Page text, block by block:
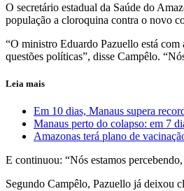
O secretário estadual da Saúde do
população a cloroquina contra o novo
“O ministro Eduardo Pazuello está
questões políticas”, disse Campêlo.
Leia mais
Em 10 dias, Manaus supera
Manaus perto do colapso: em 7
Amazonas terá plano de
E continuou: “Nós estamos
Segundo Campêlo, Pazuello já deixou